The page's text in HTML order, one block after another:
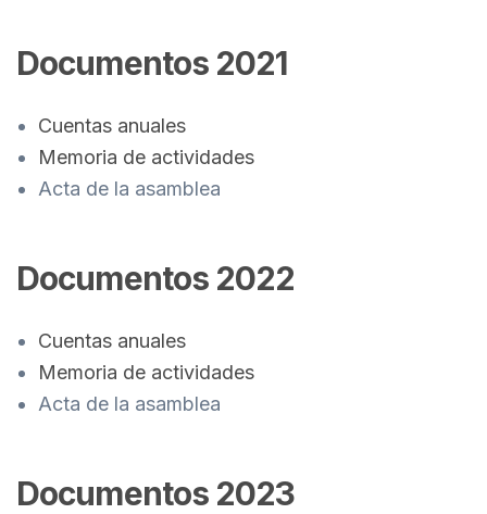
Documentos 2021
Cuentas anuales
Memoria de actividades
Acta de la asamblea
Documentos 2022
Cuentas anuales
Memoria de actividades
Acta de la asamblea
Documentos 2023